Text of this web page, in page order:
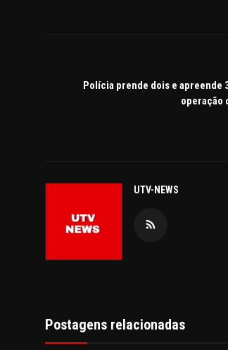
Polícia prende dois e apreende
operação
UTV-NEWS
Postagens relacionadas